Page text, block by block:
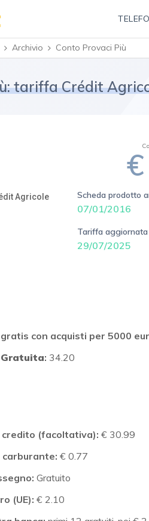
Archivio Conto Provaci Più
tariffa Crédit
€
Agricole Scheda prodotto
07/01/2016
Tariffa aggiornata
29/07/2025
con acquisti per 5000
Gratuita: 34.20
credito (facoltativa): € 30.99
carburante: € 0.77
Gratuito
(UE): € 2.10